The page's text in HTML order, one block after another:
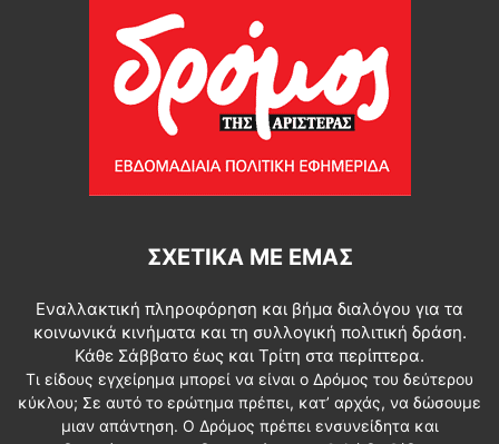
ΣΧΕΤΙΚΆ ΜΕ ΕΜΆΣ
Εναλλακτική πληροφόρηση και βήμα διαλόγου για τα
κοινωνικά κινήματα και τη συλλογική πολιτική δράση.
Κάθε Σάββατο έως και Τρίτη στα περίπτερα.
Τι είδους εγχείρημα μπορεί να είναι ο Δρόμος του δεύτερου
κύκλου; Σε αυτό το ερώτημα πρέπει, κατ’ αρχάς, να δώσουμε
μιαν απάντηση. Ο Δρόμος πρέπει ενσυνείδητα και